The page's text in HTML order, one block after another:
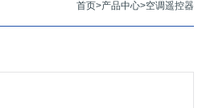
首页>产品中心>空调遥控器